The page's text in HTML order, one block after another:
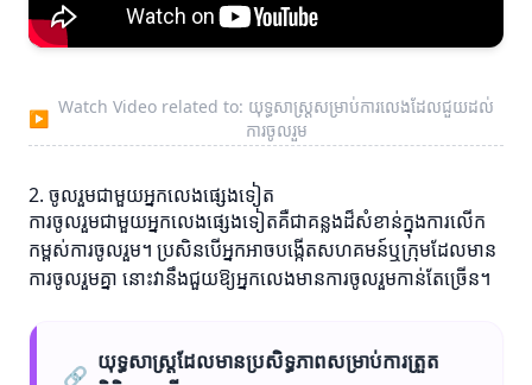
▶
Watch Video related to: យុទ្ធសាស្រ្តសម្រាប់ការលេងដែលជួយដល់
ការចូលរួម
2. ចូលរួមជាមួយអ្នកលេងផ្សេងទៀត
ការចូលរួមជាមួយអ្នកលេងផ្សេងទៀតគឺជាគន្លងដ៏សំខាន់ក្នុងការលើក
កម្ពស់ការចូលរួម។ ប្រសិនបើអ្នកអាចបង្កើតសហគមន៍ឬក្រុមដែលមាន
ការចូលរួមគ្នា នោះវានឹងជួយឱ្យអ្នកលេងមានការចូលរួមកាន់តែច្រើន។
🔗
យុទ្ធសាស្ត្រដែលមានប្រសិទ្ធភាពសម្រាប់ការត្រួត